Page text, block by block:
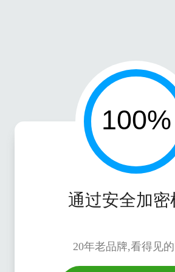
通过安全加密
20年老品牌,看得见